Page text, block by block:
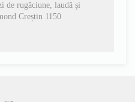
de rugăciune, laudă și
Creștin 1150